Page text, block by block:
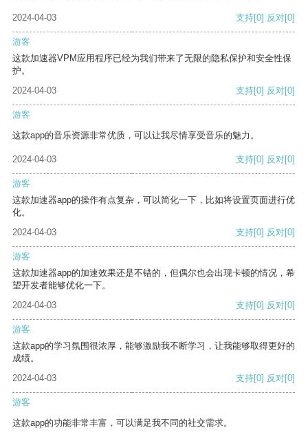
2024-04-03 支持[0] 反对[0]
游客
这款加速器VPM应用程序已经为我们带来了无限的隐私保护和安全性保
护。
2024-04-03
支持[0] 反对[0]
游客
这款app的音乐资源非常优质，可以让我尽情享受音乐的魅力。
2024-04-03 支持[0] 反对[0]
游客
这款加速器app的操作有点复杂，可以简化一下，比如将设置页面进行优
化。
2024-04-03
支持[0] 反对[0]
游客
这款加速器app的加速效果还是不错的，但偶尔也会出现卡顿的情况，希
望开发者能够优化一下。
2024-04-03
支持[0] 反对[0]
游客
这款app的学习氛围很浓厚，能够激励我不断学习，让我能够取得更好的
成绩。
2024-04-03
支持[0] 反对[0]
游客
这款app的功能非常丰富，可以满足我不同的社交需求。